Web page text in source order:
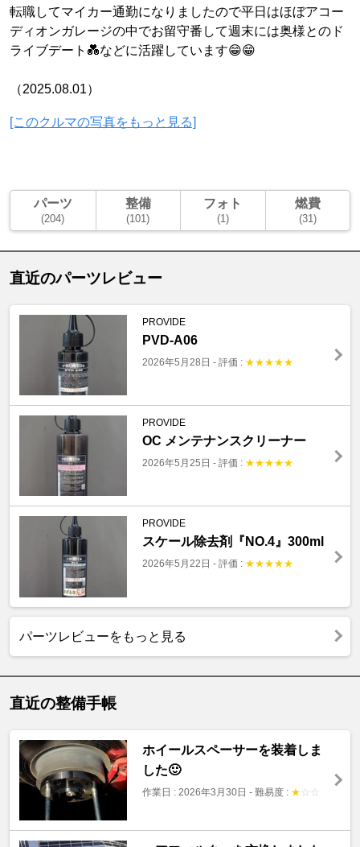
転職してマイカー通勤になりましたので平日はほぼアコー
ディオンガレージの中でお留守番して週末には奥様とのド
ライブデート💑などに活躍しています😁😁
（2025.08.01）
[このクルマの写真をもっと見る]
パーツ
(204)
整備
(101)
フォト
(1)
燃費
(31)
直近のパーツレビュー
PROVIDE
PVD-A06
2026年5月28日 - 評価 : ★★★★★
PROVIDE
OC メンテナンスクリーナー
2026年5月25日 - 評価 : ★★★★★
PROVIDE
スケール除去剤『NO.4』300ml
2026年5月22日 - 評価 : ★★★★★
パーツレビューをもっと見る
直近の整備手帳
ホイールスペーサーを装着しま
した🙂
作業日 : 2026年3月30日 - 難易度 : ★ ☆ ☆